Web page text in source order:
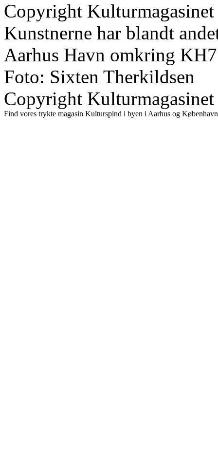
Copyright
Kunstnerne har blandt
Aarhus Havn omkring KH7
Foto: Sixten Therkildsen
Copyright
Find vores trykte magasin Kulturspind i byen i Aarhus og København